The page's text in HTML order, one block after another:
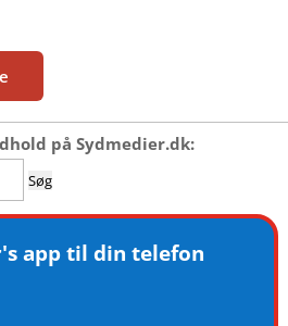
på Sydmedier.dk:
app til din telefon